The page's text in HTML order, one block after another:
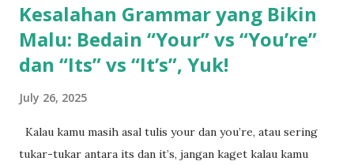
Kesalahan Grammar yang Bikin
Malu: Bedain “Your” vs “You’re”
dan “Its” vs “It’s”, Yuk!
July 26, 2025
Kalau kamu masih asal tulis your dan you’re, atau sering
tukar-tukar antara its dan it’s, jangan kaget kalau kamu